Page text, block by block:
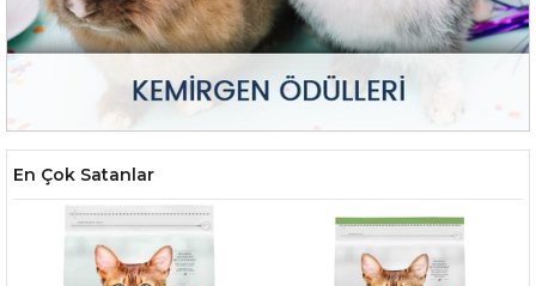
En Çok Satanlar